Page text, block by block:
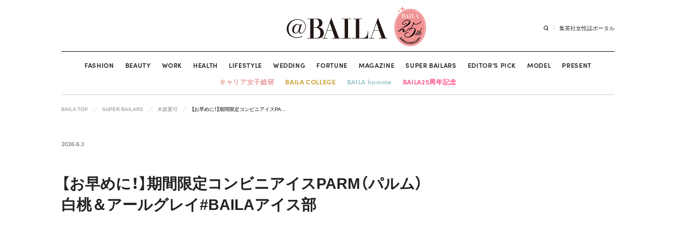
集英社女性誌ポータル
FASHION BEAUTY WORK HEALTH LIFESTYLE WEDDING FORTUNE MAGAZINE SUPER BAILARS EDITOR’S PICK MODEL
PRESENT
キャリア女子総研
BAILA COLLEGE BAILA homme BAILA25周年記念
BAILA TOP SUPER BAILARS 木庭愛可 【お早めに！】期間限定コンビニアイスPA…
2026.6.3
【お早めに！】期間限定コンビニアイスPARM（パルム）
白桃＆アールグレイ#BAILAアイス部